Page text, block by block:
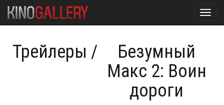
Трейлеры /
Безумный
Макс 2: Воин
дороги